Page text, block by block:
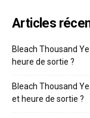
Articles
Bleach Thousand
heure de sortie ?
Bleach Thousand
et heure de sortie ?